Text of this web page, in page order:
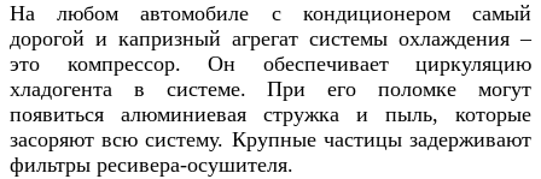
На любом автомобиле с кондиционером самый
дорогой и капризный агрегат системы охлаждения –
это компрессор. Он обеспечивает циркуляцию
хладогента в системе. При его поломке могут
появиться алюминиевая стружка и пыль, которые
засоряют всю систему. Крупные частицы задерживают
фильтры ресивера-осушителя.